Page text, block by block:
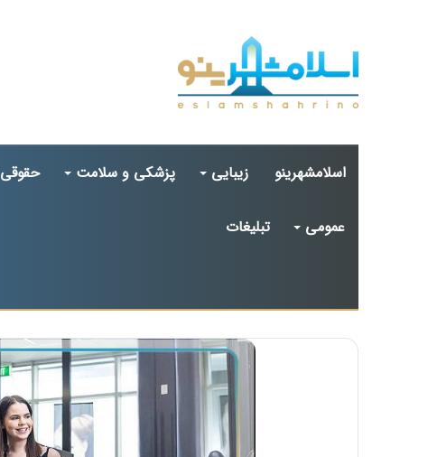
اسلامشهرینو زیبایی پزشکی و سلامت حقوقی
عمومی تبلیغات